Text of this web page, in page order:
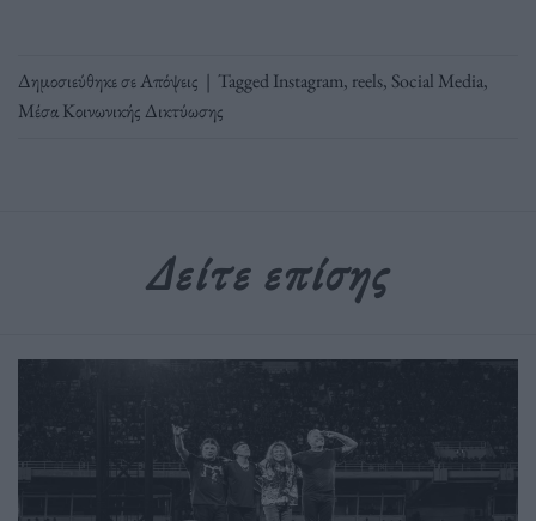
Δημοσιεύθηκε σεΑπόψεις | TaggedInstagram, reels, Social Media,
Μέσα Κοινωνικής Δικτύωσης
Δείτε επίσης